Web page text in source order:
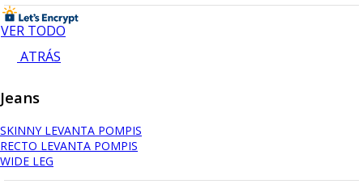
VER TODO
ATRÁS
Jeans
SKINNY LEVANTA POMPIS
RECTO LEVANTA POMPIS
WIDE LEG